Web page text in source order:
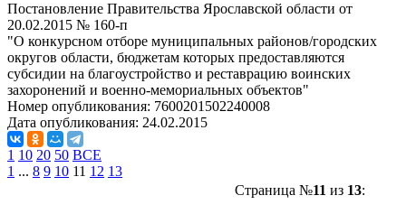
Постановление Правительства Ярославской области от
20.02.2015 № 160-п
"О конкурсном отборе муниципальных районов/городских
округов области, бюджетам которых предоставляются
субсидии на благоустройство и реставрацию воинских
захоронений и военно-мемориальных объектов"
Номер опубликования: 7600201502240008
Дата опубликования: 24.02.2015
1 10 20 50 ВСЕ
1 ... 8 9 10 11 12 13
Страница №11 из 13: